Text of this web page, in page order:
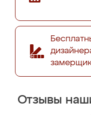
Отзывы